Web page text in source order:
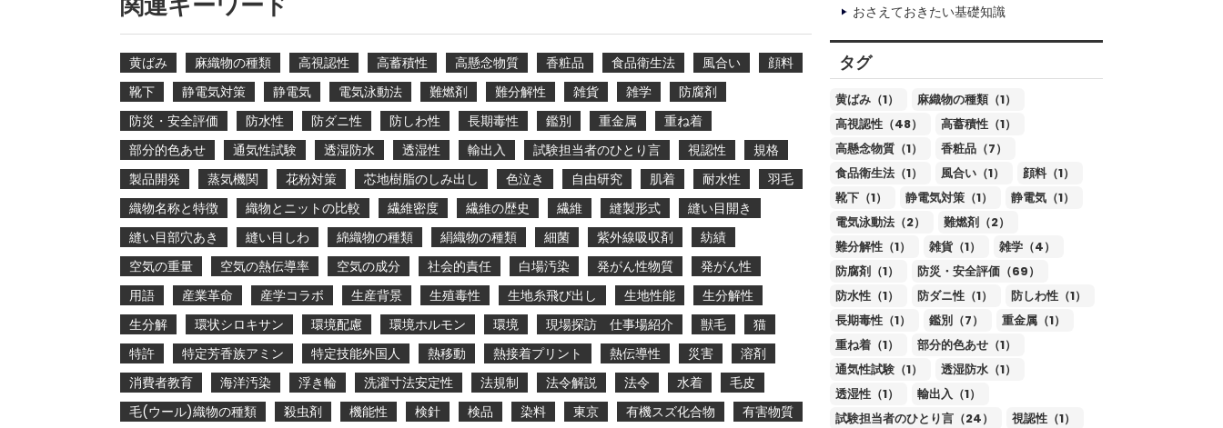
黄ばみ 麻織物の種類 高視認性 高蓄積性 高懸念物質 香粧品 食品衛生法 風合い
顔料
靴下
静電気対策 静電気 電気泳動法 難燃剤 難分解性 雑貨 雑学
防腐剤
防災・安全評価
防水性 防ダニ性 防しわ性 長期毒性 鑑別 重金属
重ね着
部分的色あせ
通気性試験 透湿防水 透湿性 輸出入 試験担当者のひとり言 視認性
規格
製品開発
蒸気機関 花粉対策 芯地樹脂のしみ出し 色泣き 自由研究 肌着 耐水性
羽毛
織物名称と特徴
織物とニットの比較 繊維密度 繊維の歴史 繊維 縫製形式
縫い目開き
縫い目部穴あき
縫い目しわ 綿織物の種類 絹織物の種類 細菌 紫外線吸収剤
紡績
空気の重量
空気の熱伝導率 空気の成分 社会的責任 白場汚染 発がん性物質
発がん性
用語
産業革命 産学コラボ 生産背景 生殖毒性 生地糸飛び出し 生地性能
生分解性
生分解
環状シロキサン 環境配慮 環境ホルモン 環境 現場探訪 仕事場紹介 獣毛
猫
特許
特定芳香族アミン 特定技能外国人 熱移動 熱接着プリント 熱伝導性 災害
溶剤
消費者教育
海洋汚染 浮き輪 洗濯寸法安定性 法規制 法令解説 法令 水着
毛皮
毛(ウール)織物の種類
殺虫剤 機能性 検針 検品 染料 東京 有機スズ化合物
有害物質
おさえておきたい基礎知識
タグ
黄ばみ（1）
麻織物の種類（1）
高視認性（48）
高蓄積性（1）
高懸念物質（1）
香粧品（7）
食品衛生法（1）
風合い（1）
顔料（1）
靴下（1）
静電気対策（1）
静電気（1）
電気泳動法（2）
難燃剤（2）
難分解性（1）
雑貨（1）
雑学（4）
防腐剤（1）
防災・安全評価（69）
防水性（1）
防ダニ性（1）
防しわ性（1）
長期毒性（1）
鑑別（7）
重金属（1）
重ね着（1）
部分的色あせ（1）
通気性試験（1）
透湿防水（1）
透湿性（1）
輸出入（1）
試験担当者のひとり言（24）
視認性（1）